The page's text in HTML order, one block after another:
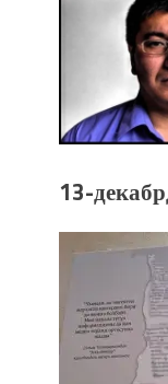
уланышы
“Китепкана
Мээрим
Латын
Тоо”
“КАРА
ТҮБӨЛҮК
фонтанды
Park'ка 30
Фестиваль
собрал более
13-